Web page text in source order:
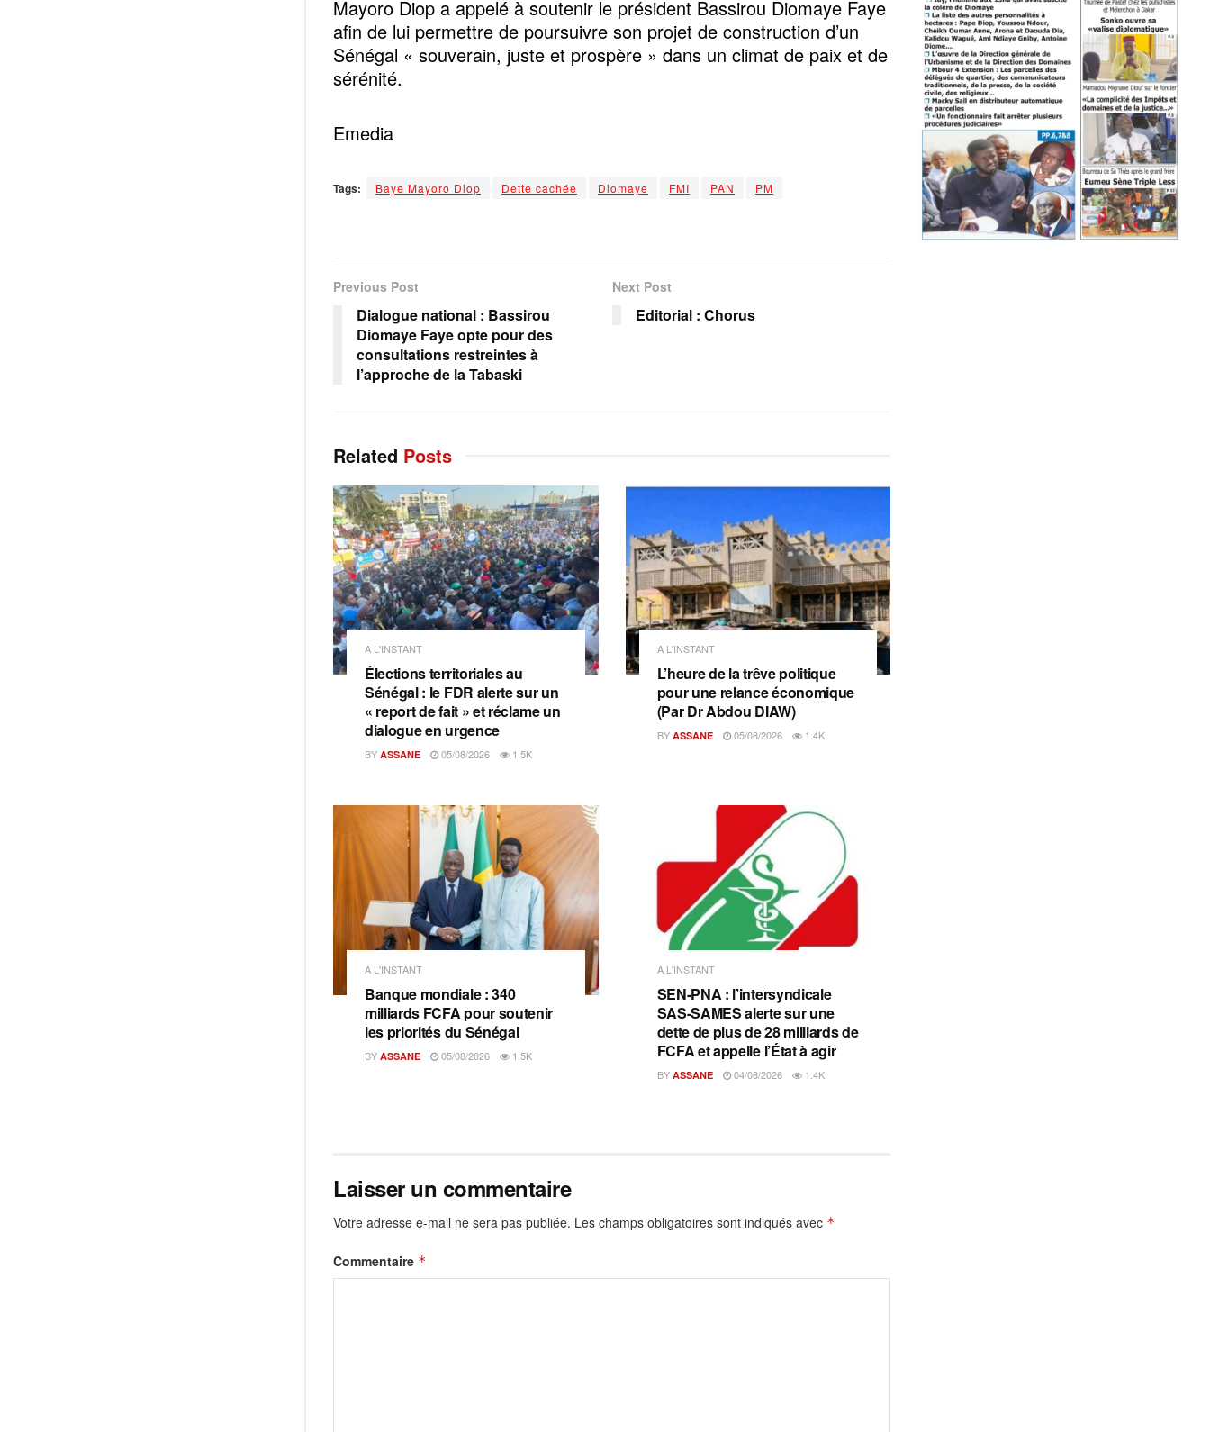
Mayoro Diop a appelé à soutenir le président Bassirou Diomaye Faye
afin de lui permettre de poursuivre son projet de construction d’un
Sénégal « souverain, juste et prospère » dans un climat de paix et de
sérénité.
Emedia
Tags: Baye Mayoro Diop Dette cachée Diomaye FMI PAN PM
Previous Post
Dialogue national : Bassirou
Diomaye Faye opte pour des
consultations restreintes à
l’approche de la Tabaski
Next Post
Editorial : Chorus
Related Posts
A L'INSTANT
Élections territoriales au
Sénégal : le FDR alerte sur un
« report de fait » et réclame un
dialogue en urgence
BY ASSANE 05/08/2026 1.5K
A L'INSTANT
L’heure de la trêve politique
pour une relance économique
(Par Dr Abdou DIAW)
BY ASSANE 05/08/2026 1.4K
A L'INSTANT
Banque mondiale : 340
milliards FCFA pour soutenir
les priorités du Sénégal
BY ASSANE 05/08/2026 1.5K
A L'INSTANT
SEN-PNA : l’intersyndicale
SAS-SAMES alerte sur une
dette de plus de 28 milliards de
FCFA et appelle l’État à agir
BY ASSANE 04/08/2026 1.4K
Laisser un commentaire
Votre adresse e-mail ne sera pas publiée. Les champs obligatoires sont indiqués avec *
Commentaire *